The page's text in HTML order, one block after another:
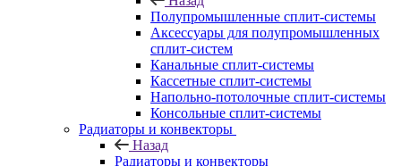
Полупромышленные сплит-системы
Аксессуары для полупромышленных
сплит-систем
Канальные сплит-системы
Кассетные сплит-системы
Напольно-потолочные сплит-системы
Консольные сплит-системы
Радиаторы и конвекторы
Назад
Радиаторы и конвекторы